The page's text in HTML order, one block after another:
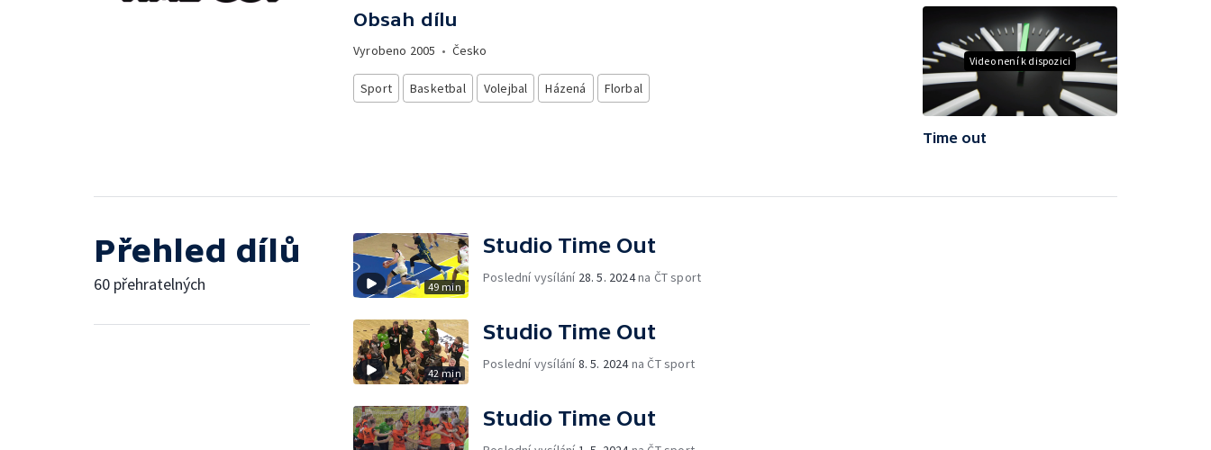
Obsah dílu
Vyrobeno 2005 • Česko
Sport Basketbal Volejbal Házená Florbal
Video není k dispozici
Time out
Přehled dílů
60 přehratelných 49 min
Studio Time Out
Poslední vysílání 28. 5. 2024na ČT sport
42 min
Studio Time Out
Poslední vysílání8. 5. 2024na ČT sport
Studio Time Out